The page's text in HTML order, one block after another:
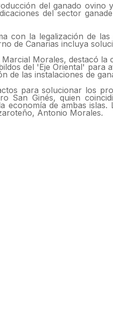
del ganado ovino
del sector
con la legalización de
de Canarias incluya
Morales, destacó la
del 'Eje Oriental' para
de las instalaciones de
para solucionar los
San Ginés, quien
de ambas
Antonio Morales.